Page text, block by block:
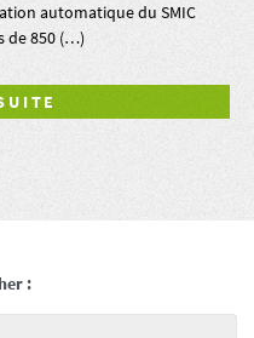
automatique du SMIC
de 850 (…)
: